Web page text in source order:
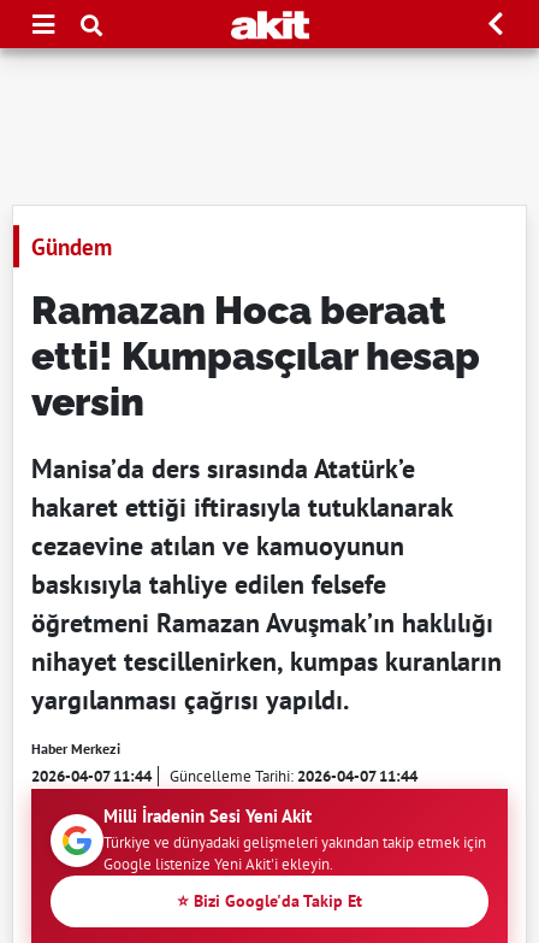
Gündem
Ramazan Hoca beraat
etti! Kumpasçılar hesap
versin
Manisa’da ders sırasında Atatürk’e
hakaret ettiği iftirasıyla tutuklanarak
cezaevine atılan ve kamuoyunun
baskısıyla tahliye edilen felsefe
öğretmeni Ramazan Avuşmak’ın haklılığı
nihayet tescillenirken, kumpas kuranların
yargılanması çağrısı yapıldı.
Haber Merkezi
2026-04-07 11:44 Güncelleme Tarihi:2026-04-07 11:44
Milli İradenin Sesi Yeni Akit
Türkiye ve dünyadaki gelişmeleri yakından takip etmek için
Google listenize Yeni Akit'i ekleyin.
⭐ Bizi Google'da Takip Et